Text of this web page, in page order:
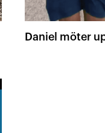
Daniel möter